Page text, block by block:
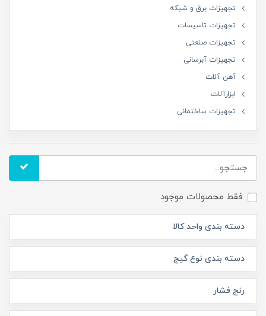
تجهیزات برق و شبکه
تجهیزات تاسیسات
تجهیزات صنعتی
تجهیزات آبرسانی
آهن آلات
ابزارآلات
تجهیزات ساختمانی
فقط محصولات موجود
دسته بندی واحد کالا
دسته بندی نوع گیج
رنج فشار